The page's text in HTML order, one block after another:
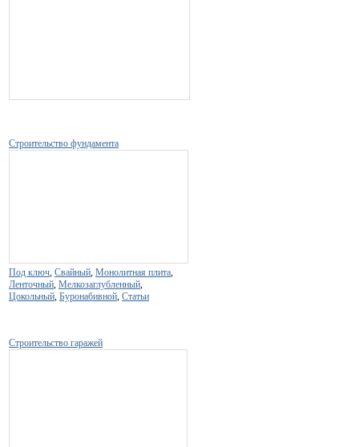
Строительство фундамента
Под ключ Свайный Монолитная плита
Ленточный Мелкозаглубленный
Цокольный Буронабивной Статьи
Строительство гаражей